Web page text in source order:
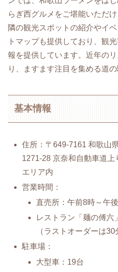
らぎ西グルメをご堪能いただ
隣の観光スポットの紹介やイ
トマップも提供しており、観
報を提供しています。近年の
り、ますます注目を集める道の
基本情報
住所：〒649-7161 和歌山
1271-28 京奈和自動車道
エリア内
営業時間：
直売所：午前8時～午
レストラン「麺の傅六
（ラストオーダーは30
駐車場：
大型車：19台